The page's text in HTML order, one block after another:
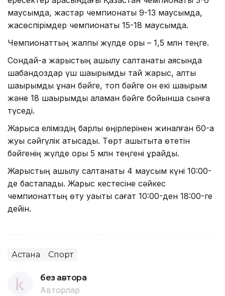
маусымда, жастар чемпионаты 9-13 маусымда,
жасөспірімдер чемпионаты 15-18 маусымда.
Чемпионаттың жалпы жүлде қоры – 1,5 млн теңге.
Сондай-ақ жарыстың ашылу салтанаты аясында
шабандоздар үш шақырымдық тай жарыс, алты
шақырымдық құнан бәйге, топ бәйге он екі шақырым
және 18 шақырымдық аламан бәйге бойынша сынға
түседі.
Жарысқа еліміздің барлық өңірлерінен жиналған 60-қа
жуық сәйгүлік қатысады. Төрт қашықтықта өтетін
бәйгенің жүлде қоры 5 млн теңгені құрайды.
Жарыстың ашылу салтанаты 4 маусым күні 10:00-
де басталады. Жарыс кестесіне сәйкес
чемпионаттың өту уақыты сағат 10:00-ден 18:00-ге
дейін.
Астана Спорт
без автора
Авторлар